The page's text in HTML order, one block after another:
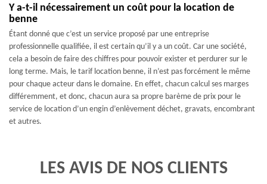
Y a-t-il nécessairement un coût pour la location de
benne
Étant donné que c’est un service proposé par une entreprise
professionnelle qualifiée, il est certain qu’il y a un coût. Car une société,
cela a besoin de faire des chiffres pour pouvoir exister et perdurer sur le
long terme. Mais, le tarif location benne, il n’est pas forcément le même
pour chaque acteur dans le domaine. En effet, chacun calcul ses marges
différemment, et donc, chacun aura sa propre barème de prix pour le
service de location d’un engin d’enlèvement déchet, gravats, encombrant
et autres.
LES AVIS DE NOS CLIENTS